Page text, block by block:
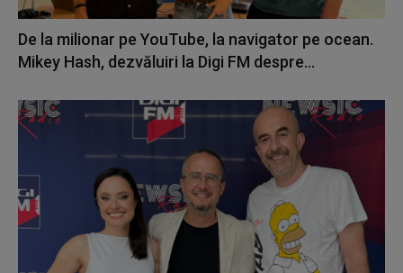
De la milionar pe YouTube, la navigator pe ocean.
Mikey Hash, dezvăluiri la Digi FM despre...